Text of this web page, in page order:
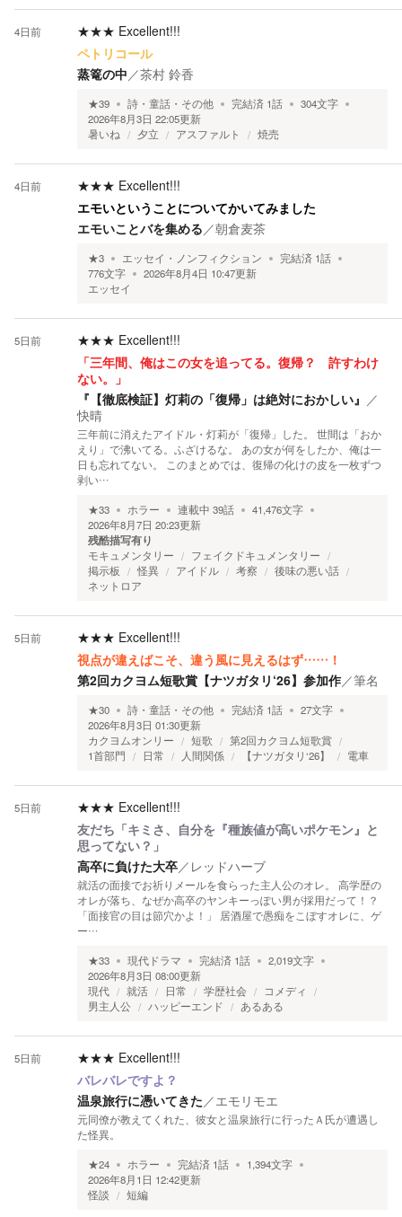
4日前 ★★★ Excellent!!!
ペトリコール
蒸篭の中／茶村 鈴香
★39 詩・童話・その他 完結済 1話 304文字
2026年8月3日 22:05更新
暑いね
夕立 アスファルト 焼売
4日前 ★★★ Excellent!!!
エモいということについてかいてみました
エモいことバを集める／朝倉麦茶
★3 エッセイ・ノンフィクション 完結済 1話
776文字 2026年8月4日 10:47更新
エッセイ
5日前 ★★★ Excellent!!!
「三年間、俺はこの女を追ってる。復帰？ 許すわけ
ない。」
『【徹底検証】灯莉の「復帰」は絶対におかしい』 ／
快晴
三年前に消えたアイドル・灯莉が「復帰」した。 世間は「おか
えり」で沸いてる。ふざけるな。 あの女が何をしたか、俺は一
日も忘れてない。 このまとめでは、復帰の化けの皮を一枚ずつ
剥い…
★33 ホラー 連載中 39話 41,476文字
2026年8月7日 20:23更新
残酷描写有り
モキュメンタリー
フェイクドキュメンタリー
掲示板
怪異 アイドル 考察
後味の悪い話
ネットロア
5日前 ★★★ Excellent!!!
視点が違えばこそ、違う風に見えるはず……！
第2回カクヨム短歌賞【ナツガタリ‘26】参加作／筆名
★30 詩・童話・その他 完結済 1話 27文字
2026年8月3日 01:30更新
カクヨムオンリー
短歌
第2回カクヨム短歌賞
1首部門
日常 人間関係 【ナツガタリ‘26】 電車
5日前 ★★★ Excellent!!!
友だち「キミさ、自分を『種族値が高いポケモン』と
思ってない？」
高卒に負けた大卒／ レッドハーブ
就活の面接でお祈りメールを食らった主人公のオレ。 高学歴の
オレが落ち、なぜか高卒のヤンキーっぽい男が採用だって！？
「面接官の目は節穴かよ！」 居酒屋で愚痴をこぼすオレに、ゲ
ー…
★33 現代ドラマ 完結済 1話 2,019文字
2026年8月3日 08:00更新
現代
就活 日常 学歴社会
コメディ
男主人公
ハッピーエンド あるある
5日前 ★★★ Excellent!!!
バレバレですよ？
温泉旅行に憑いてきた／エモリモエ
元同僚が教えてくれた、彼女と温泉旅行に行ったＡ氏が遭遇し
た怪異。
★24 ホラー 完結済 1話 1,394文字
2026年8月1日 12:42更新
怪談
短編